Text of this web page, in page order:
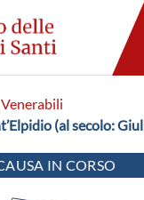
(al secolo:
IN CORSO